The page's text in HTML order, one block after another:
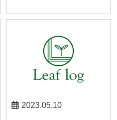
2023.05.10